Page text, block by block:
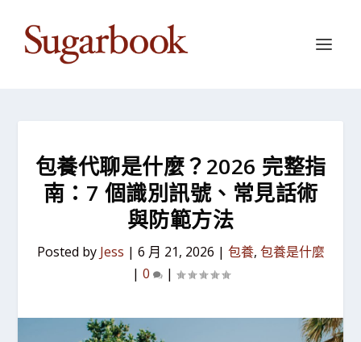
包養代聊是什麼？2026 完整指
南：7 個識別訊號、常見話術
與防範方法
Posted by Jess | 6 月 21, 2026 | 包養, 包養是什麼
| 0 |